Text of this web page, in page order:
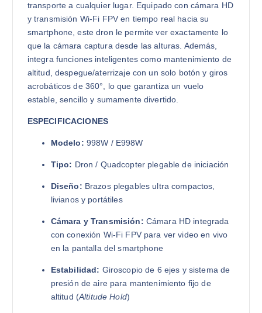
transporte a cualquier lugar. Equipado con cámara HD
y transmisión Wi-Fi FPV en tiempo real hacia su
smartphone, este dron le permite ver exactamente lo
que la cámara captura desde las alturas. Además,
integra funciones inteligentes como mantenimiento de
altitud, despegue/aterrizaje con un solo botón y giros
acrobáticos de 360°, lo que garantiza un vuelo
estable, sencillo y sumamente divertido.
ESPECIFICACIONES
Modelo: 998W / E998W
Tipo: Dron / Quadcopter plegable de iniciación
Diseño: Brazos plegables ultra compactos,
livianos y portátiles
Cámara y Transmisión: Cámara HD integrada
con conexión Wi-Fi FPV para ver video en vivo
en la pantalla del smartphone
Estabilidad: Giroscopio de 6 ejes y sistema de
presión de aire para mantenimiento fijo de
altitud (Altitude Hold)